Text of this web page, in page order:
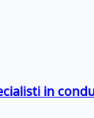
in